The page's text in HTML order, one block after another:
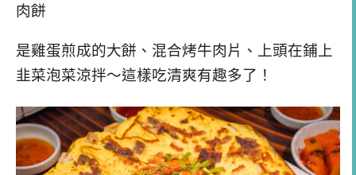
肉餅
是雞蛋煎成的大餅、混合烤牛肉片、上頭在鋪上
韭菜泡菜涼拌～這樣吃清爽有趣多了！